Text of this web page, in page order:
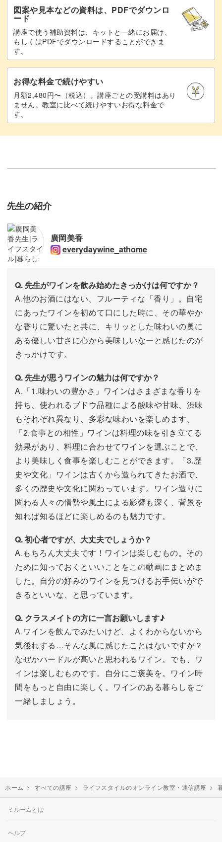
図案や見本などの資料は、PDFでダウンロ
ード
講座で使う補助資料は、キットと一緒にお届け、
もしくはPDFでダウンロードすることができま
す。
お得な料金で続けやすい
月額2,480円〜（税込）。講座ごとの受講料はあり
ません。教室に比べて続けやすいお得な料金で
す。
先生の紹介
廣岡美香
everydaywine_athome
Q. 先生がワインを飲み始めたきっかけは何ですか？
A.他のお酒にはない、フルーティな「香り」。自宅
にあったワインを初めて口にした時に、その華やか
な香りに驚いたと共に、キリッとした味わいの奥に
ある優しい甘さに心から美味しいなーと感じたのが
きっかけです。
Q. 先生が思うワインの魅力は何ですか？
A.「1.味わいの豊かさ」ワインはさまざまな香りを
持ち、使われるブドウ品種による酸味や甘味、渋味
もそれぞれ異なり、多彩な味わいを楽しめます。
「2.食事との相性」ワインは料理の味を引き立てる
効果があり、料理に合わせてワインを選ぶことで、
より美味しく食事を楽しむことができます。「3.歴
史や文化」ワインは古くから造られてきたお酒で、
多くの歴史や文化に関わっています。ワイン造りに
関わる人々の情勢や風土による影響も深く、背景を
知れば知るほどに楽しめるのも魅力です。
Q. 初心者ですが、大丈夫でしょうか？
A.もちろん大丈夫です！ワインは楽しむもの。その
ために知っておくといいことをこの動画にまとめま
した。自分の好みのワインを見つけるお手伝いがで
きるといいな、と思っています。
Q. クラスメイトの方に一言お願いします♪
A.ワインを飲んでみたいけど、よくわからないから
気後れする…そんな風に感じたことはないですか？
なぜかハードルが高いと思われるワイン。でも、ワ
インは楽しむものです。自分にご褒美を。ワイン時
間をもっと自由に楽しく。ワインのある暮らしをご
一緒しましょう。
ホーム > すべての講座 > ライフスタイルのオンライン教室・通信講座 >
ミルームとは
ヘルプ